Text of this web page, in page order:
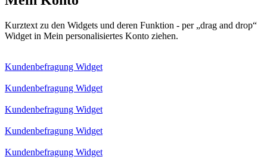
Kurztext zu den Widgets und deren Funktion - per „drag and drop“
Widget in Mein personalisiertes Konto ziehen.
Kundenbefragung Widget
Kundenbefragung Widget
Kundenbefragung Widget
Kundenbefragung Widget
Kundenbefragung Widget